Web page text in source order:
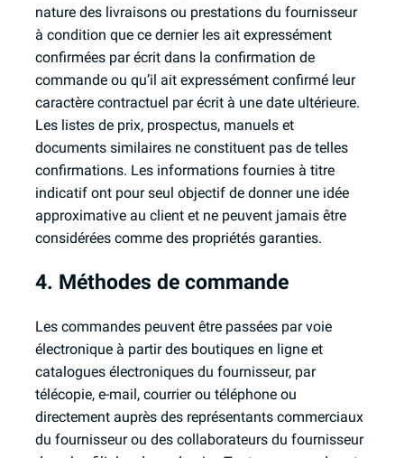
nature des livraisons ou prestations du fournisseur
à condition que ce dernier les ait expressément
confirmées par écrit dans la confirmation de
commande ou qu’il ait expressément confirmé leur
caractère contractuel par écrit à une date ultérieure.
Les listes de prix, prospectus, manuels et
documents similaires ne constituent pas de telles
confirmations. Les informations fournies à titre
indicatif ont pour seul objectif de donner une idée
approximative au client et ne peuvent jamais être
considérées comme des propriétés garanties.
4. Méthodes de commande
Les commandes peuvent être passées par voie
électronique à partir des boutiques en ligne et
catalogues électroniques du fournisseur, par
télécopie, e-mail, courrier ou téléphone ou
directement auprès des représentants commerciaux
du fournisseur ou des collaborateurs du fournisseur